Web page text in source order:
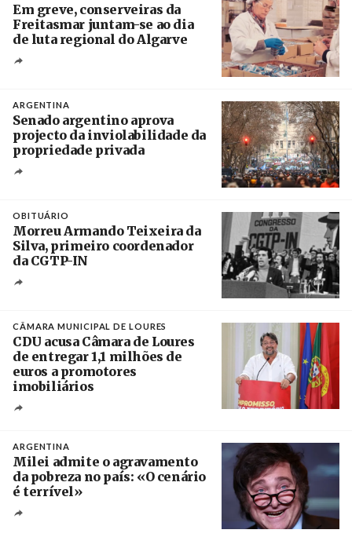
Em greve, conserveiras da
Freitasmar juntam-se ao dia
de luta regional do Algarve
ARGENTINA
Senado argentino aprova
projecto da inviolabilidade da
propriedade privada
OBITUÁRIO
Morreu Armando Teixeira da
Silva, primeiro coordenador
da CGTP-IN
CÂMARA MUNICIPAL DE LOURES
CDU acusa Câmara de Loures
de entregar 1,1 milhões de
euros a promotores
imobiliários
ARGENTINA
Milei admite o agravamento
da pobreza no país: «O cenário
é terrível»